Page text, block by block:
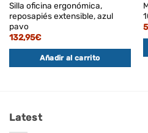
Silla oficina ergonómica,
reposapiés extensible, azul
pavo
132,95€
Añadir al carrito
Latest